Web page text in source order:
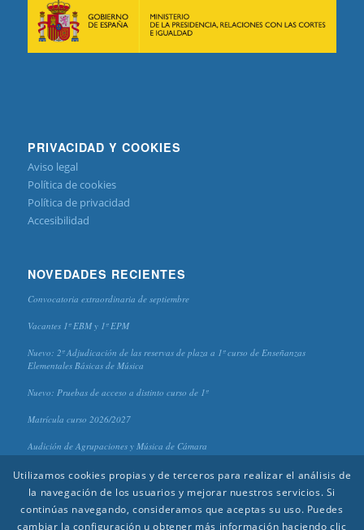
PRIVACIDAD Y COOKIES
Aviso legal
Política de cookies
Política de privacidad
Accesibilidad
NOVEDADES RECIENTES
Convocatoria extraordinaria de septiembre
Vacantes 1º EBM y 1º EPM
Nuevo: 2º Adjudicación de las reservas de plaza a 1º curso de Enseñanzas
Elementales Básicas de Música
Nuevo: Pruebas de acceso a distinto curso de 1º
Matrícula curso 2026/2027
Audición de Agrupaciones y Música de Cámara
Utilizamos cookies propias y de terceros para realizar el análisis de
la navegación de los usuarios y mejorar nuestros servicios. Si
continúas navegando, consideramos que aceptas su uso. Puedes
cambiar la configuración u obtener más información haciendo clic